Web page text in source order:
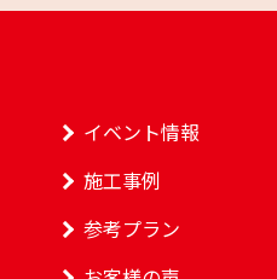
イベント情報
施工事例
参考プラン